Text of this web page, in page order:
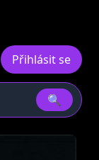
Přihlásit se
🔍